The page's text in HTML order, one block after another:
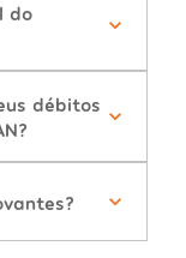
do
débitos